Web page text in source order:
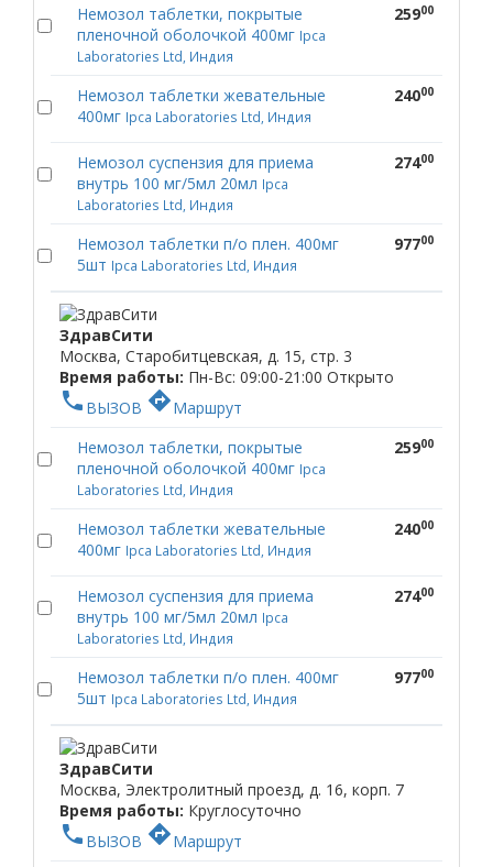
Немозол таблетки, покрытые
пленочной оболочкой 400мг Ipca
Laboratories Ltd, Индия
25900
Немозол таблетки жевательные
400мг Ipca Laboratories Ltd, Индия
24000
Немозол суспензия для приема
внутрь 100 мг/5мл 20мл Ipca
Laboratories Ltd, Индия
27400
Немозол таблетки п/о плен. 400мг
5шт Ipca Laboratories Ltd, Индия
97700
ЗдравСити
Москва, Старобитцевская, д. 15, стр. 3
Время работы: Пн-Вс: 09:00-21:00 Открыто
phone ВЫЗОВ directionsМаршрут
Немозол таблетки, покрытые
пленочной оболочкой 400мг Ipca
Laboratories Ltd, Индия
25900
Немозол таблетки жевательные
400мг Ipca Laboratories Ltd, Индия
24000
Немозол суспензия для приема
внутрь 100 мг/5мл 20мл Ipca
Laboratories Ltd, Индия
27400
Немозол таблетки п/о плен. 400мг
5шт Ipca Laboratories Ltd, Индия
97700
ЗдравСити
Москва, Электролитный проезд, д. 16, корп. 7
Время работы: Круглосуточно
phone ВЫЗОВ directionsМаршрут